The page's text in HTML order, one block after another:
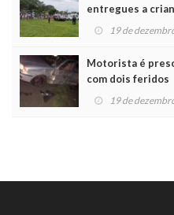
entregues a
19 de
Motorista é
com dois feridos
19 de